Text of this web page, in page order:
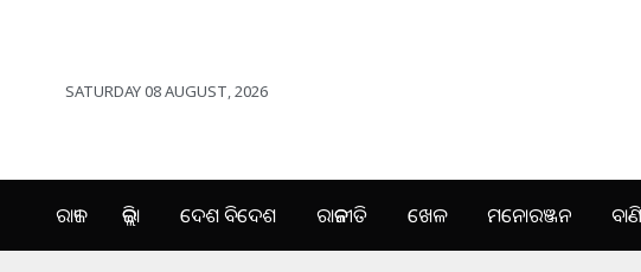
SATURDAY 08 AUGUST, 2026
ରାଜ୍ୟ ଜିଲ୍ଲା ଦେଶ ବିଦେଶ ରାଜନୀତି ଖେଳ ମନୋରଞ୍ଜନ